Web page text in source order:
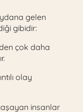
gelen
gibidir:
çok daha
olay
insanlar